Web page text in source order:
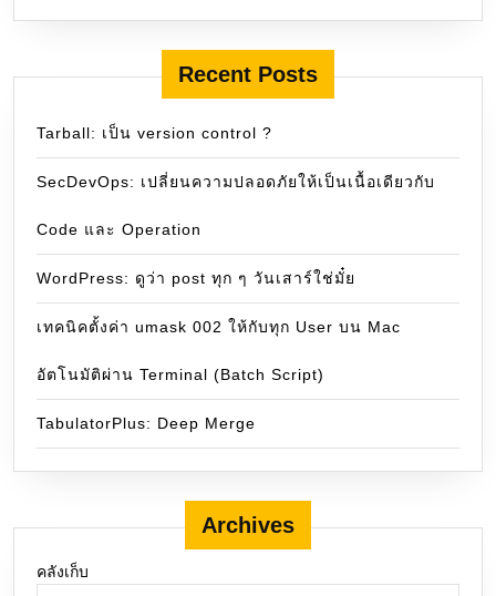
Recent Posts
Tarball: เป็น version control ?
SecDevOps: เปลี่ยนความปลอดภัยให้เป็นเนื้อเดียวกับ
Code และ Operation
WordPress: ดูว่า post ทุก ๆ วันเสาร์ใช่มั๋ย
เทคนิคตั้งค่า umask 002 ให้กับทุก User บน Mac
อัตโนมัติผ่าน Terminal (Batch Script)
TabulatorPlus: Deep Merge
Archives
คลังเก็บ